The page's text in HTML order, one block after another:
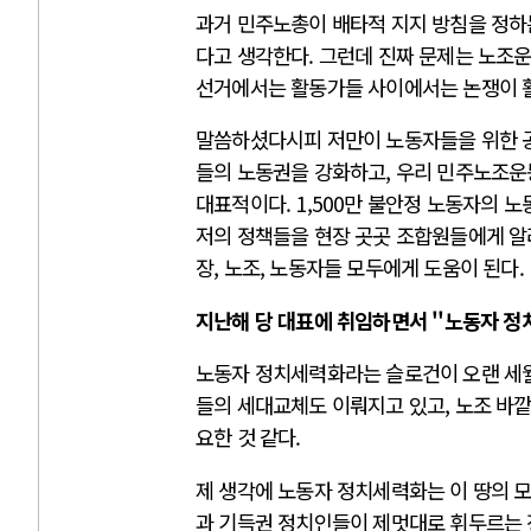
과거 민주노총이 배타적 지지 방침을 정
다고 생각한다. 그런데 진짜 문제는 노조
선거에서는 활동가들 사이에서는 논쟁이
말씀하셨다시피 저만이 노동자들을 위한
들의 노동권을 강화하고, 우리 민주노조
대표적이다. 1,500만 불안정 노동자의
저의 정책들을 현장 곳곳 조합원들에게
장, 노조, 노동자들 모두에게 도움이 된다.
지난해 당 대표에 취임하면서 ''노동자
노동자 정치세력화라는 슬로건이 오랜
들의 세대교체도 이뤄지고 있고, 노조 바
요한 것 같다.
제 생각에 노동자 정치세력화는 이 땅의
과 기득권 정치인들이 제멋대로 휘두르